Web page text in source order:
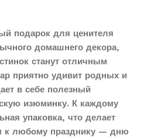
подарок для ценителя
домашнего декора,
станут отличным
приятно удивит родных и
в себе полезный
изюминку. К каждому
упаковка, что делает
к любому празднику — дню